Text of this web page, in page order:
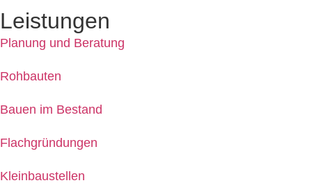
Leistungen
Planung und Beratung
Rohbauten
Bauen im Bestand
Flachgründungen
Kleinbaustellen